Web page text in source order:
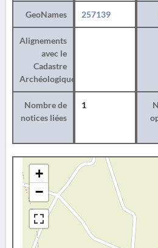
GeoNames 257139
Alignements
avec le
Cadastre
Archéologique
Nombre de
notices liées
1
+
−